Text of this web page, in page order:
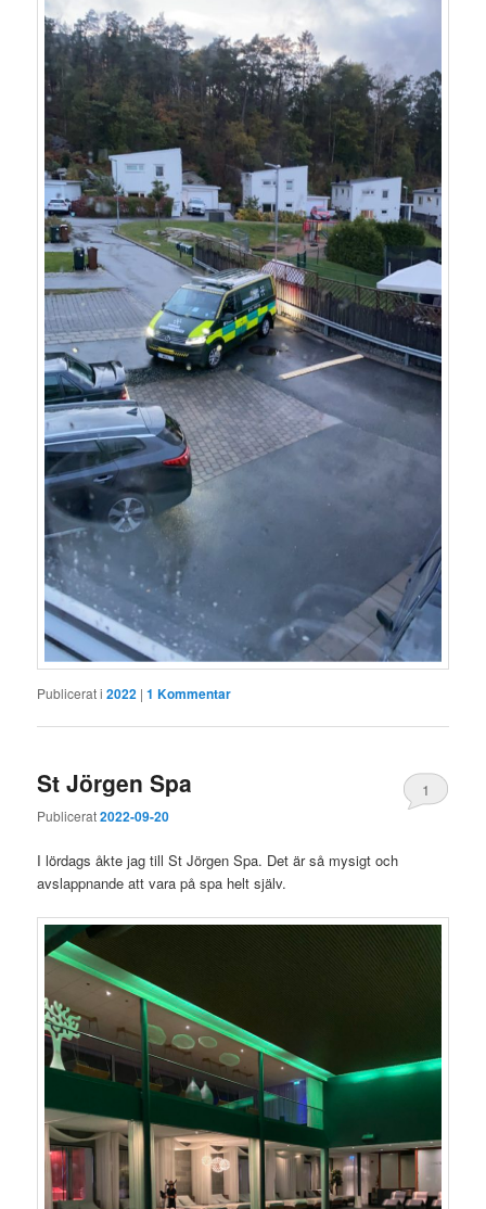
Publicerat i 2022 |1 Kommentar
St Jörgen Spa
Publicerat2022-09-20
1
I lördags åkte jag till St Jörgen Spa. Det är så mysigt och
avslappnande att vara på spa helt själv.